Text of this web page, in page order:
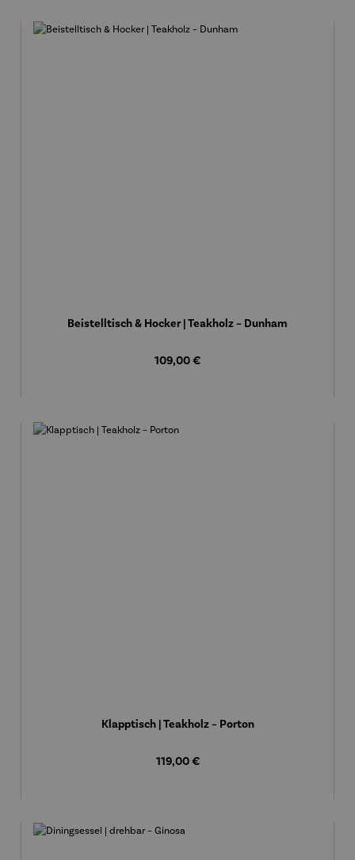
Beistelltisch & Hocker | Teakholz – Dunham
Regulärer Preis:
109,00 €
Klapptisch | Teakholz – Porton
Regulärer Preis:
119,00 €